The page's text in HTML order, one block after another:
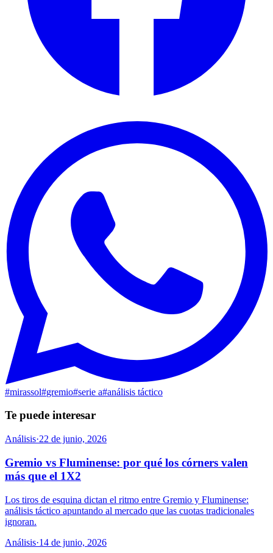
#mirassol#gremio#serie a#análisis táctico
Te puede interesar
Análisis·22 de junio, 2026
Gremio vs Fluminense: por qué los córners valen
más que el 1X2
Los tiros de esquina dictan el ritmo entre Gremio y Fluminense:
análisis táctico apuntando al mercado que las cuotas tradicionales
ignoran.
Análisis·14 de junio, 2026